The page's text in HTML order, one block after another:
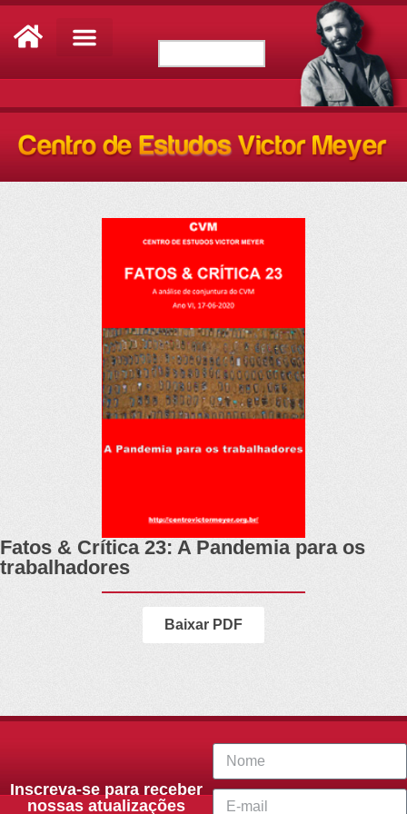
Fatos & Crítica 23: A Pandemia para os
trabalhadores
Baixar PDF
Inscreva-se para receber
nossas atualizações